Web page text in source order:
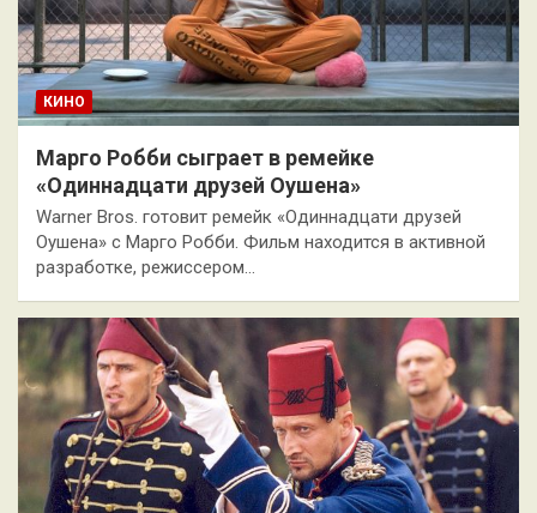
КИНО
Марго Робби сыграет в ремейке
«Одиннадцати друзей Оушена»
Warner Bros. готовит ремейк «Одиннадцати друзей
Оушена» с Марго Робби. Фильм находится в активной
разработке, режиссером…